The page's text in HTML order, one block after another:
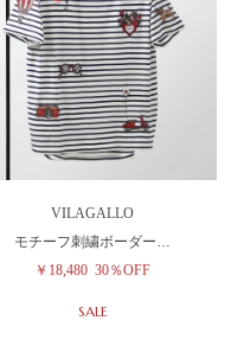
VILAGALLO
モチーフ刺繍ボーダー…
￥18,480 30％OFF
SALE